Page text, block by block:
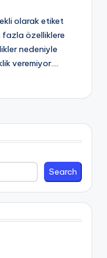
olarak etiket
fazla özelliklere
nedeniyle
veremiyor.…
Search